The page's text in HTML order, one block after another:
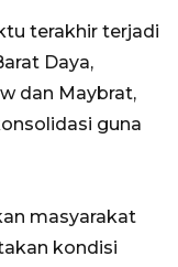
terakhir terjadi
Daya,
dan Maybrat,
guna
masyarakat
kondisi